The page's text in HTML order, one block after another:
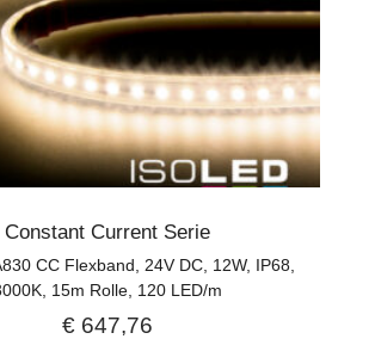
Constant Current Serie
CC Flexband, 24V DC, 12W, IP68,
15m Rolle, 120 LED/m
€647,76